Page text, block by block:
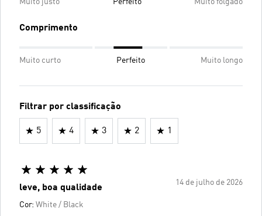
Muito justo Perfeito Muito folgado
Comprimento
Muito curto Perfeito Muito longo
Filtrar por classificação
5 4 3 2 1
14 de julho de 2026
leve, boa qualidade
Cor: White / Black